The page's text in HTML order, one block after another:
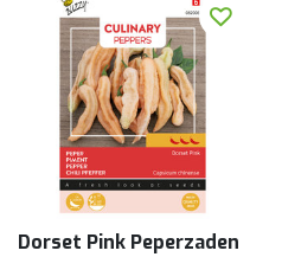
Dorset Pink Peperzaden